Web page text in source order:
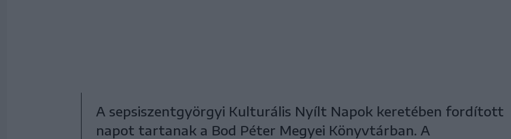
A sepsiszentgyörgyi Kulturális Nyílt Napok keretében fordított
napot tartanak a Bod Péter Megyei Könyvtárban. A